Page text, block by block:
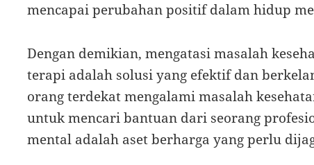
mencapai perubahan positif dalam hidup
Dengan demikian, mengatasi masalah
terapi adalah solusi yang efektif dan
orang terdekat mengalami masalah
untuk mencari bantuan dari seorang
mental adalah aset berharga yang perlu